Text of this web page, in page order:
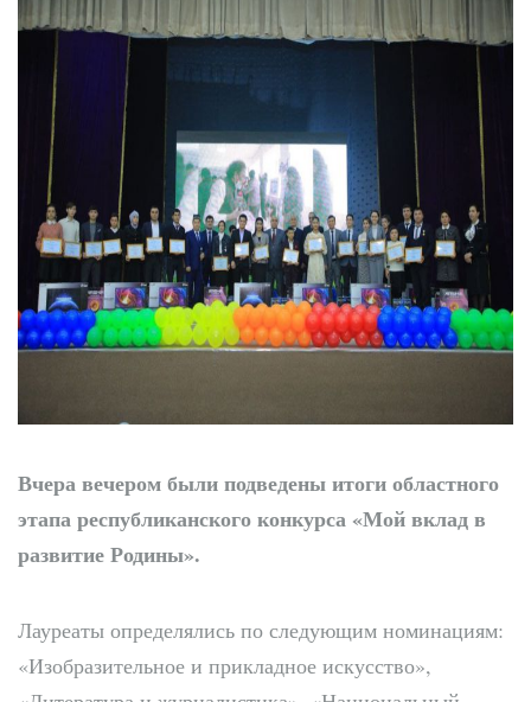
Вчера вечером были подведены итоги областного
этапа республиканского конкурса «Мой вклад в
развитие Родины».
Лауреаты определялись по следующим номинациям:
«Изобразительное и прикладное искусство»,